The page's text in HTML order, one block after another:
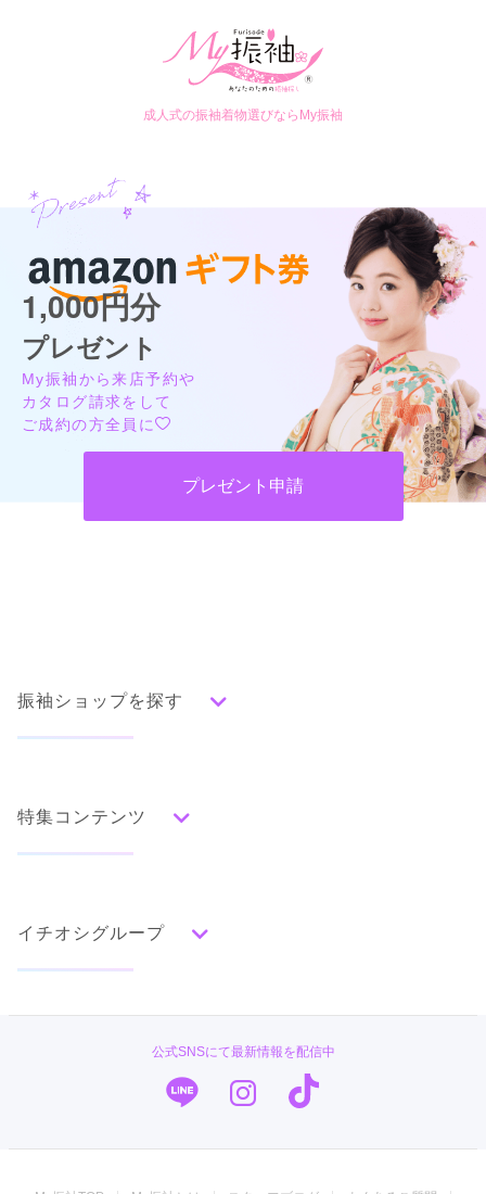
成人式の振袖着物選びならMy振袖
1,000円分
プレゼント
My振袖から来店予約や
カタログ請求をして
ご成約の方全員に
プレゼント申請
振袖ショップを探す
みんなの振袖ランキングトップ
色別ランキング
グレー
白
エレガント キュート クール
口コミから探す
特集コンテンツ
ママ振特集
個性的振袖コーディネート特集
成人式レポート
振袖ブランド特集
イチオシグループ
公式SNSにて最新情報を配信中